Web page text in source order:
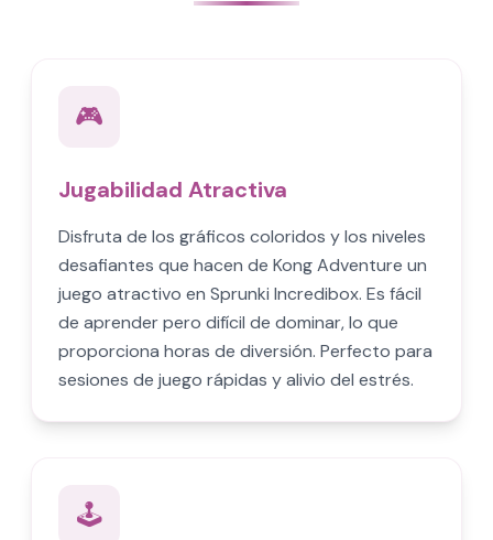
🎮
Jugabilidad Atractiva
Disfruta de los gráficos coloridos y los niveles
desafiantes que hacen de Kong Adventure un
juego atractivo en Sprunki Incredibox. Es fácil
de aprender pero difícil de dominar, lo que
proporciona horas de diversión. Perfecto para
sesiones de juego rápidas y alivio del estrés.
🕹️